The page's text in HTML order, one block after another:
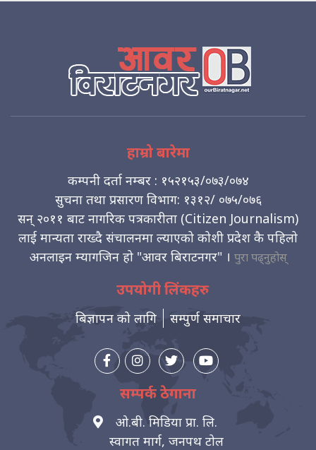
हाम्रो बारेमा
कम्पनी दर्ता नम्बर : १५२१५३/०७३/०७४
सुचना तथा प्रसारण विभाग: १३१२/ ०७५/०७६
सन् २०११ बाट नागरिक पत्रकारीता (Citizen Journalism)
लाई मान्यता राख्दै संचालनमा ल्याएको कोशी प्रदेश कै पहिलो
अनलाइन म्यागजिन हो "आवर बिराटनगर" । पुरा पढ्नुहोस्
उपयोगी लिंकहरु
बिज्ञापन को लागि सम्पुर्ण समाचार
सम्पर्क ठेगाना
ओ.बी. मिडिया प्रा. लि.
स्वागत मार्ग, जनपथ टोल